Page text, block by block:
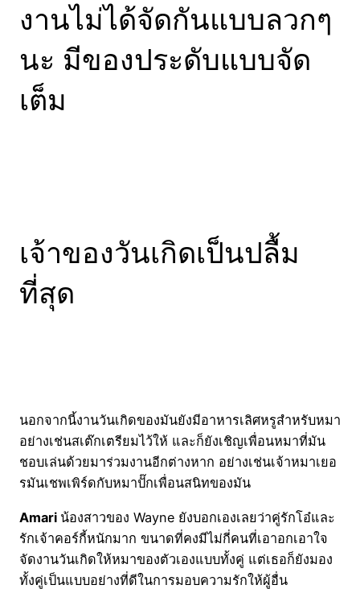
งานไม่ได้จัดกันแบบลวกๆ
นะ มีของประดับแบบจัด
เต็ม
เจ้าของวันเกิดเป็นปลื้ม
ที่สุด
นอกจากนี้งานวันเกิดของมันยังมีอาหารเลิศหรูสำหรับหมา
อย่างเช่นสเต๊กเตรียมไว้ให้ และก็ยังเชิญเพื่อนหมาที่มัน
ชอบเล่นด้วยมาร่วมงานอีกต่างหาก อย่างเช่นเจ้าหมาเยอ
รมันเชพเพิร์ดกับหมาปั๊กเพื่อนสนิทของมัน
Amari น้องสาวของ Wayne ยังบอกเองเลยว่าคู่รักโอ๋และ
รักเจ้าคอร์กี้หนักมาก ขนาดที่คงมีไม่กี่คนที่เอาอกเอาใจ
จัดงานวันเกิดให้หมาของตัวเองแบบทั้งคู่ แต่เธอก็ยังมอง
ทั้งคู่เป็นแบบอย่างที่ดีในการมอบความรักให้ผู้อื่น